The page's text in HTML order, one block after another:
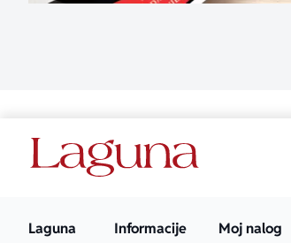
Laguna
Informacije
Moj nalog